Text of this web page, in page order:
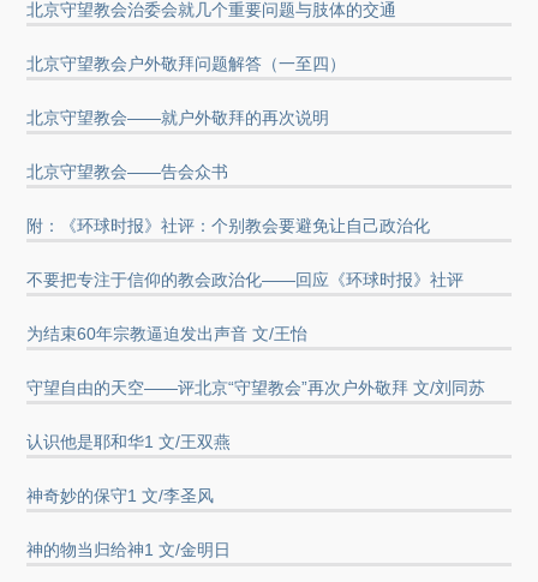
北京守望教会治委会就几个重要问题与肢体的交通
北京守望教会户外敬拜问题解答（一至四）
北京守望教会——就户外敬拜的再次说明
北京守望教会——告会众书
附：《环球时报》社评：个别教会要避免让自己政治化
不要把专注于信仰的教会政治化——回应《环球时报》社评
为结束60年宗教逼迫发出声音 文/王怡
守望自由的天空——评北京“守望教会”再次户外敬拜 文/刘同苏
认识他是耶和华1 文/王双燕
神奇妙的保守1 文/李圣风
神的物当归给神1 文/金明日